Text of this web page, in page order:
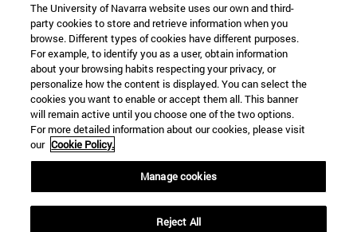
The University of Navarra website uses our own and third-
party cookies to store and retrieve information when you
browse. Different types of cookies have different purposes.
For example, to identify you as a user, obtain information
about your browsing habits respecting your privacy, or
personalize how the content is displayed. You can select the
cookies you want to enable or accept them all. This banner
will remain active until you choose one of the two options.
For more detailed information about our cookies, please visit
our Cookie Policy.
Manage cookies
Reject All